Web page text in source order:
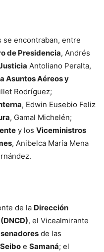
se encontraban, entre
de Presidencia, Andrés
Antoliano Peralta,
Asuntos Aéreos y
Rodríguez;
, Edwin Eusebio Feliz
, Gamal Michelén;
y los Viceministros
, Anibelca María Mena
de la Dirección
, el Vicealmirante
senadores de las
Seibo e Samaná; el